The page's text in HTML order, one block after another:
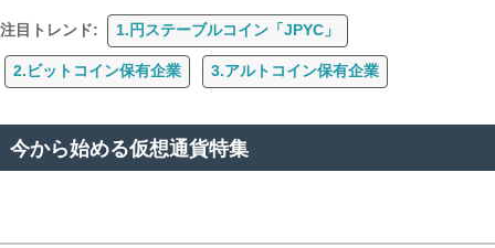
注目トレンド: 1.円ステーブルコイン「JPYC」
2.ビットコイン保有企業 3.アルトコイン保有企業
今から始める仮想通貨特集